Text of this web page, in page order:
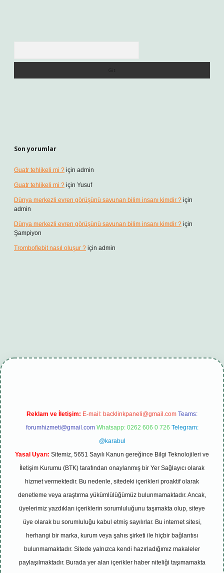
Son yorumlar
Guatr tehlikeli mi ? için admin
Guatr tehlikeli mi ? için Yusuf
Dünya merkezli evren görüşünü savunan bilim insanı kimdir ? için
admin
Dünya merkezli evren görüşünü savunan bilim insanı kimdir ? için
Şampiyon
Tromboflebit nasıl oluşur ? için admin
tambet girişbetexper güncel
Reklam ve İletişim: E-mail: backlinkpaneli@gmail.com Teams:
forumhizmeti@gmail.com Whatsapp: 0262 606 0 726 Telegram:
@karabul
Yasal Uyarı: Sitemiz, 5651 Sayılı Kanun gereğince Bilgi Teknolojileri ve
İletişim Kurumu (BTK) tarafından onaylanmış bir Yer Sağlayıcı olarak
hizmet vermektedir. Bu nedenle, sitedeki içerikleri proaktif olarak
denetleme veya araştırma yükümlülüğümüz bulunmamaktadır. Ancak,
üyelerimiz yazdıkları içeriklerin sorumluluğunu taşımakta olup, siteye
üye olarak bu sorumluluğu kabul etmiş sayılırlar. Bu internet sitesi,
herhangi bir marka, kurum veya şahıs şirketi ile hiçbir bağlantısı
bulunmamaktadır. Sitede yalnızca kendi hazırladığımız makaleler
paylaşılmaktadır. Burada yer alan içerikler haber niteliği taşımamakta